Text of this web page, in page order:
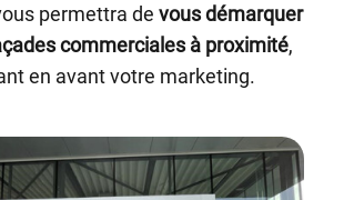
permettra de vous démarquer
commerciales à proximité,
en avant votre marketing.